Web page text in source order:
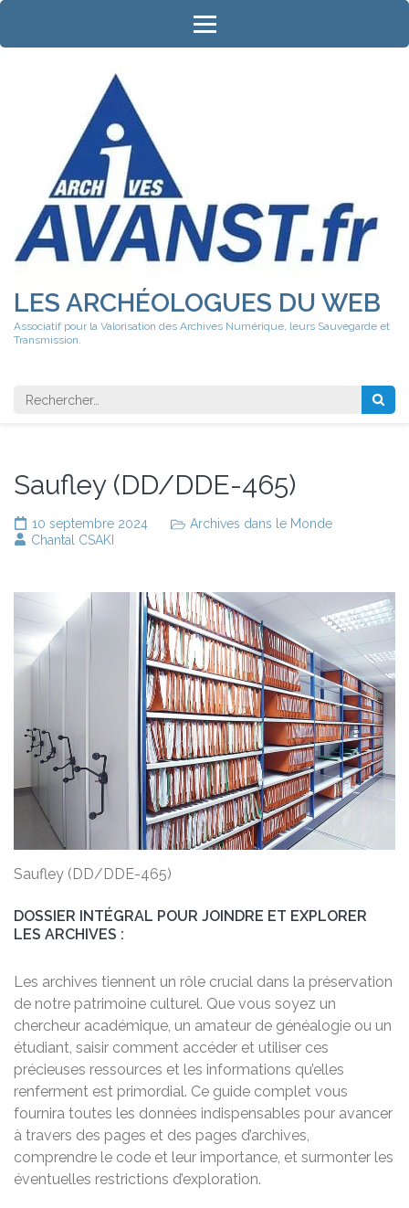
Aller
contenu
LES ARCHÉOLOGUES DU WEB
Associatif pour la Valorisation des Archives Numérique, leurs Sauvegarde et
Transmission.
Rechercher
Saufley (DD/DDE-465)
10 septembre 2024
Archives dans le Monde
Chantal CSAKI
Saufley (DD/DDE-465)
DOSSIER INTÉGRAL POUR JOINDRE ET EXPLORER
LES ARCHIVES :
Les archives tiennent un rôle crucial dans la préservation
de notre patrimoine culturel. Que vous soyez un
chercheur académique, un amateur de généalogie ou un
étudiant, saisir comment accéder et utiliser ces
précieuses ressources et les informations qu’elles
renferment est primordial. Ce guide complet vous
fournira toutes les données indispensables pour avancer
à travers des pages et des pages d’archives,
comprendre le code et leur importance, et surmonter les
éventuelles restrictions d’exploration.